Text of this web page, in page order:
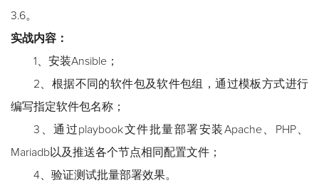
3.6。
实战内容：
1、安装Ansible；
2、根据不同的软件包及软件包组，通过模板方式进行
编写指定软件包名称；
3、通过playbook文件批量部署安装Apache、PHP、
Mariadb以及推送各个节点相同配置文件；
4、验证测试批量部署效果。